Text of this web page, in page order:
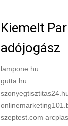
Kiemelt
adójogász
lampone.hu
gutta.hu
szeptest.com